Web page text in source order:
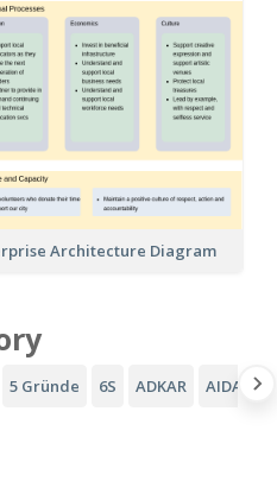
Architecture Diagram
5 Gründe 6S ADKAR AIDA-